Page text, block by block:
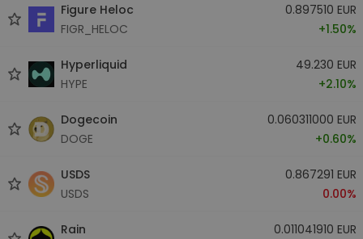
Figure Heloc
FIGR_HELOC
0.897510 EUR
+1.50%
Hyperliquid
HYPE
49.230 EUR
+2.10%
Dogecoin
DOGE
0.060311000 EUR
+0.60%
USDS
USDS
0.867291 EUR
0.00%
Rain
0.011041910 EUR